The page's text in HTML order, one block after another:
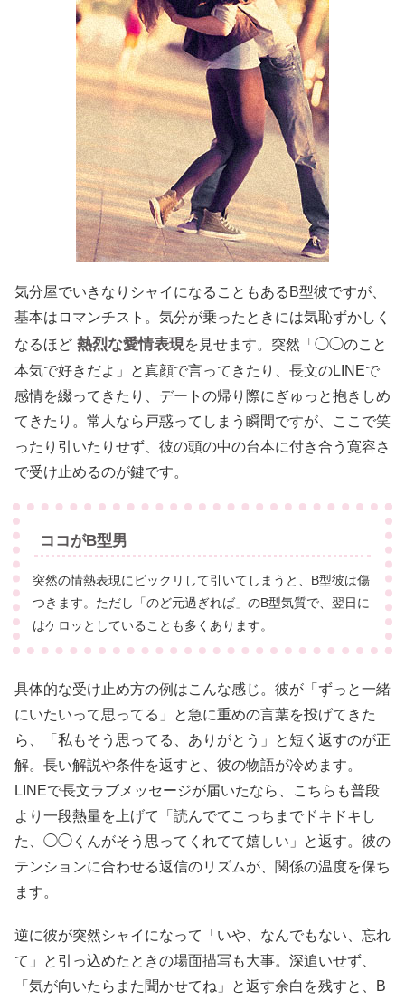
気分屋でいきなりシャイになることもあるB型彼ですが、
基本はロマンチスト。気分が乗ったときには気恥ずかしく
なるほど 熱烈な愛情表現を見せます。突然「◯◯のこと
本気で好きだよ」と真顔で言ってきたり、長文のLINEで
感情を綴ってきたり、デートの帰り際にぎゅっと抱きしめ
てきたり。常人なら戸惑ってしまう瞬間ですが、ここで笑
ったり引いたりせず、彼の頭の中の台本に付き合う寛容さ
で受け止めるのが鍵です。
ココがB型男
突然の情熱表現にビックリして引いてしまうと、B型彼は傷
つきます。ただし「のど元過ぎれば」のB型気質で、翌日に
はケロッとしていることも多くあります。
具体的な受け止め方の例はこんな感じ。彼が「ずっと一緒
にいたいって思ってる」と急に重めの言葉を投げてきた
ら、「私もそう思ってる、ありがとう」と短く返すのが正
解。長い解説や条件を返すと、彼の物語が冷めます。
LINEで長文ラブメッセージが届いたなら、こちらも普段
より一段熱量を上げて「読んでてこっちまでドキドキし
た、◯◯くんがそう思ってくれてて嬉しい」と返す。彼の
テンションに合わせる返信のリズムが、関係の温度を保ち
ます。
逆に彼が突然シャイになって「いや、なんでもない、忘れ
て」と引っ込めたときの場面描写も大事。深追いせず、
「気が向いたらまた聞かせてね」と返す余白を残すと、B